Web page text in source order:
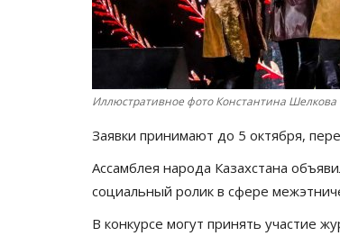
Иллюстративное фото Константина Шелкова
Заявки принимают до 5 октября,
Ассамблея народа Казахстана
социальный ролик в сфере
В конкурсе могут принять участие